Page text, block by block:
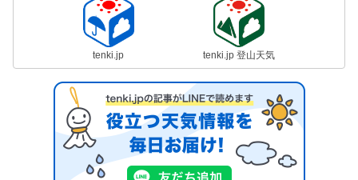
tenki.jp tenki.jp 登山天気